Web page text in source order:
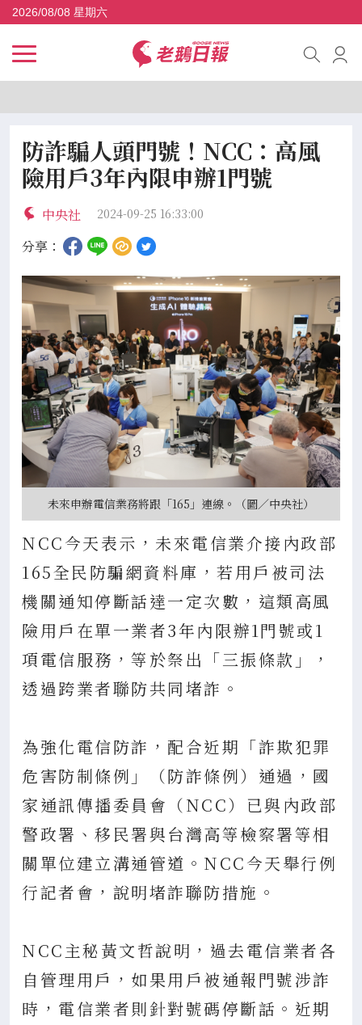
2026/08/08 星期六
防詐騙人頭門號！NCC：高風
險用戶3年內限申辦1門號
中央社 2024-09-25 16:33:00
分享：
未來申辦電信業務將跟「165」連線。（圖／中央社）
NCC今天表示，未來電信業介接內政部
165全民防騙網資料庫，若用戶被司法
機關通知停斷話達一定次數，這類高風
險用戶在單一業者3年內限辦1門號或1
項電信服務，等於祭出「三振條款」，
透過跨業者聯防共同堵詐。
為強化電信防詐，配合近期「詐欺犯罪
危害防制條例」（防詐條例）通過，國
家通訊傳播委員會（NCC）已與內政部
警政署、移民署與台灣高等檢察署等相
關單位建立溝通管道。NCC今天舉行例
行記者會，說明堵詐聯防措施。
NCC主秘黃文哲說明，過去電信業者各
自管理用戶，如果用戶被通報門號涉詐
時，電信業者則針對號碼停斷話。近期